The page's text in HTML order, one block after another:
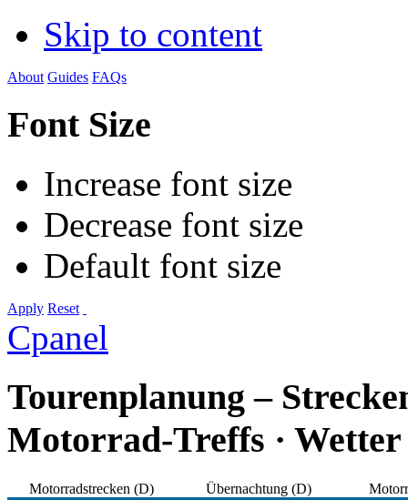
Skip to content
About Guides FAQs
Font Size
Increase font size
Decrease font size
Default font size
Apply Reset
Cpanel
Tourenplanung –
Motorrad-Treffs · Wetter
Motorradstrecken (D) Übernachtung (D)